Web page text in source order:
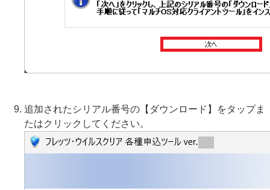
追加されたシリアル番号の【ダウンロード】をタップま
たはクリックしてください。